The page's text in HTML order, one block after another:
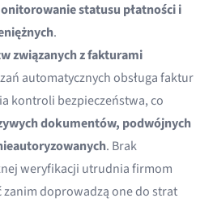
statusu płatności i
.
związanych z fakturami
automatycznych obsługa faktur
kontroli bezpieczeństwa, co
dokumentów, podwójnych
. Brak
weryfikacji utrudnia firmom
zanim doprowadzą one do strat